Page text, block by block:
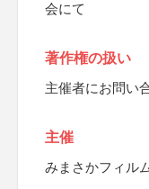
会にて
著作権の扱い
主催者にお問い
主催
みまさかフィル